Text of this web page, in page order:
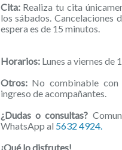
Cita: Realiza tu cita
los sábados.
espera es de 15 minutos.
Horarios:Lunes a viernes de
Otros: No combinable
ingreso de acompañantes.
¿Dudas o consultas?
WhatsApp al 5632 4924.
¡Qué lo disfrutes!